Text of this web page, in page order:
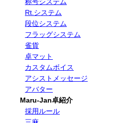
Rt.システム
段位システム
フラッグシステム
雀貨
卓マット
カスタムボイス
アシストメッセージ
アバター
Maru-Jan卓紹介
採用ルール